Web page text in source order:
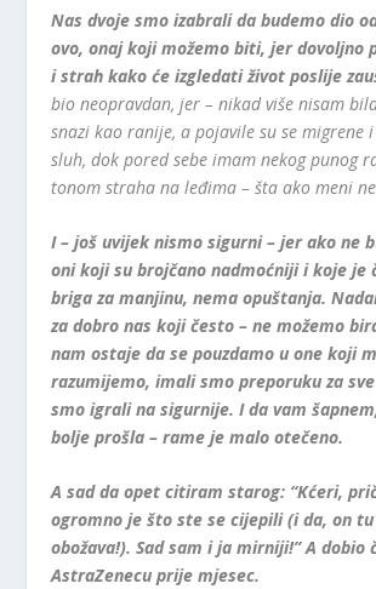
Nas dvoje smo izabrali da budemo dio
ovo, onaj koji možemo biti, jer dovoljno
i strah kako će izgledati život poslije
bio neopravdan, jer – nikad više nisam
snazi kao ranije, a pojavile su se migrene
sluh, dok pored sebe imam nekog punog
tonom straha na leđima – šta ako meni
I – još uvijek nismo sigurni – jer ako ne
oni koji su brojčano nadmoćniji i koje je
briga za manjinu, nema opuštanja.
za dobro nas koji često – ne možemo
nam ostaje da se pouzdamo u one koji
razumijemo, imali smo preporuku za
smo igrali na sigurnije. I da vam
bolje prošla – rame je malo otečeno.
A sad da opet citiram starog: “Kćeri,
ogromno je što ste se cijepili (i da, on
obožava!). Sad sam i ja mirniji!” A dobio
AstraZenecu prije mjesec.